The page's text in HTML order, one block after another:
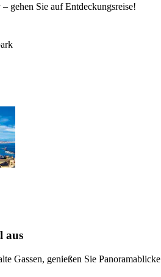
gehen Sie auf Entdeckungsreise!
aus
Gassen, genießen Sie Panoramablicke